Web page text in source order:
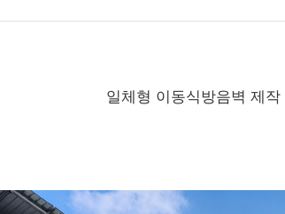
일체형 이동식방음벽 제작